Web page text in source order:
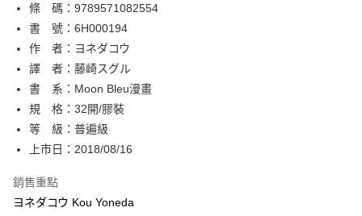
【關於「AFTEE先享後付」】
AFTEE先享後付是「在收到商品之後才付款」的支付方式。 讓您購物簡單
便利好安心！
１．簡單：不需註冊會員、不需綁卡、不需儲值。
２．便利：只要手機號碼，簡訊認證，即可結帳。
３．安心：先確認商品／服務後，再付款。
【「AFTEE先享後付」結帳流程】
１．於結帳方式選擇「AFTEE先享後付」後，將跳轉至「AFTEE先享後付」
結帳頁面，進行簡訊認證並確認金額後，即可完成結帳。
２．訂單成立數日內，您將收到繳費通知簡訊。
ATM／網路銀行／等多元方式進行付款，方視為交易完成。
※ 請注意：結帳手續完成當下不需立刻繳費，但若您需要取消訂單，請聯絡
ATM付款
運送方式
全家取貨付款
每筆NT$80，滿NT$500(含以上)免運費
付款後全家取貨
條 碼：9789571082554
書 號：6H000194
作 者：ヨネダコウ
譯 者：藤崎スグル
書 系：Moon Bleu漫畫
規 格：32開/膠裝
等 級：普遍級
上市日：2018/08/16
銷售重點
ヨネダコウ Kou Yoneda